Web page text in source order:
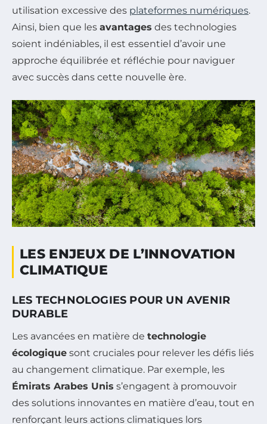
utilisation excessive des plateformes numériques.
Ainsi, bien que les avantages des technologies
soient indéniables, il est essentiel d’avoir une
approche équilibrée et réfléchie pour naviguer
avec succès dans cette nouvelle ère.
LES ENJEUX DE L’INNOVATION
CLIMATIQUE
LES TECHNOLOGIES POUR UN AVENIR
DURABLE
Les avancées en matière de technologie
écologique sont cruciales pour relever les défis liés
au changement climatique. Par exemple, les
Émirats Arabes Unis s’engagent à promouvoir
des solutions innovantes en matière d’eau, tout en
renforçant leurs actions climatiques lors